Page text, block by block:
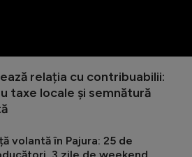
relația cu contribuabilii:
taxe locale și semnătură
volantă în Pajura: 25 de